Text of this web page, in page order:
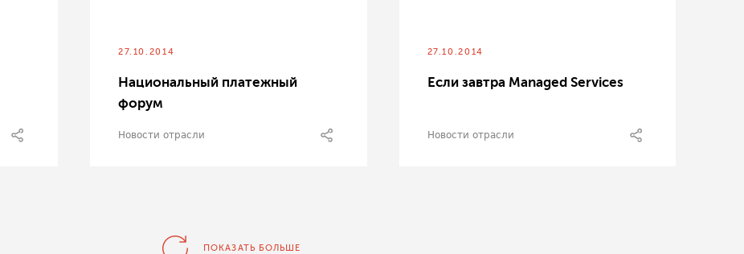
27.10.2014
Национальный платежный
форум
Новости отрасли
27.10.2014
Если завтра Managed Services
Новости отрасли
ПОКАЗАТЬ БОЛЬШЕ